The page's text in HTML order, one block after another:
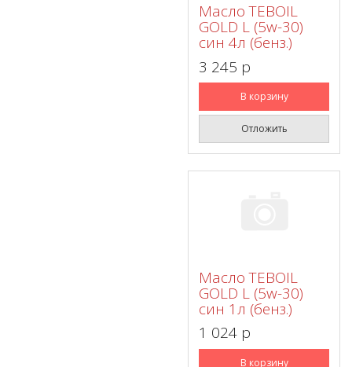
Масло TEBOIL
GOLD L (5w-30)
син 4л (бенз.)
3 245 p
В корзину
Отложить
Масло TEBOIL
GOLD L (5w-30)
син 1л (бенз.)
1 024 p
В корзину